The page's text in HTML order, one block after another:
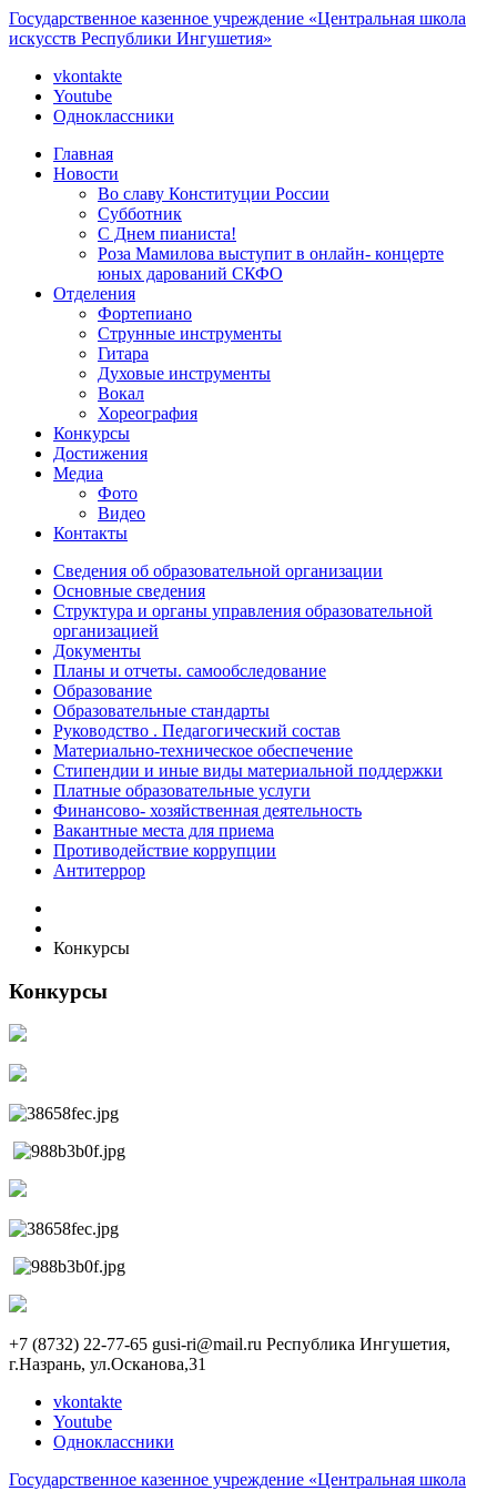
Государственное казенное учреждение «Центральная школа
искусств Республики Ингушетия»
vkontakte
Youtube
Одноклассники
Главная
Новости
Во славу Конституции России
Субботник
С Днем пианиста!
Роза Мамилова выступит в онлайн- концерте
юных дарований СКФО
Отделения
Фортепиано
Струнные инструменты
Гитара
Духовые инструменты
Вокал
Хореография
Конкурсы
Достижения
Медиа
Фото
Видео
Контакты
Сведения об образовательной организации
Основные сведения
Структура и органы управления образовательной
организацией
Документы
Планы и отчеты. самообследование
Образование
Образовательные стандарты
Руководство . Педагогический состав
Материально-техническое обеспечение
Стипендии и иные виды материальной поддержки
Платные образовательные услуги
Финансово- хозяйственная деятельность
Вакантные места для приема
Противодействие коррупции
Антитеррор
Конкурсы
Конкурсы
+7 (8732) 22-77-65 gusi-ri@mail.ru Республика Ингушетия,
г.Назрань, ул.Осканова,31
vkontakte
Youtube
Одноклассники
Государственное казенное учреждение «Центральная школа